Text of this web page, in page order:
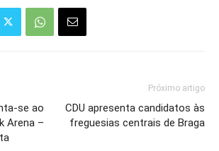
se ao
Arena –
Próximo artigo
CDU apresenta candidatos às
freguesias centrais de Braga